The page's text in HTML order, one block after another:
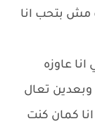
مش بتحب انا
عاوزه
تعال
كمان كنت